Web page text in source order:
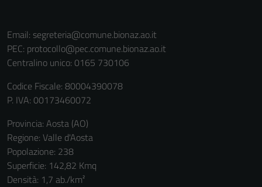
Email: segreteria@comune.bionaz.ao.it
PEC: protocollo@pec.comune.bionaz.ao.it
Centralino unico: 0165 730106
Codice Fiscale: 80004390078
P. IVA: 00173460072
Provincia: Aosta (AO)
Regione: Valle d'Aosta
Popolazione: 238
Superficie: 142,82 Kmq
Densità: 1,7 ab./km²